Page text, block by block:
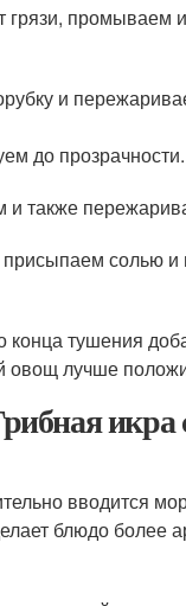
промываем
и
до прозрачности.
также
солью
конца тушения
лучше
вводится
блюдо более